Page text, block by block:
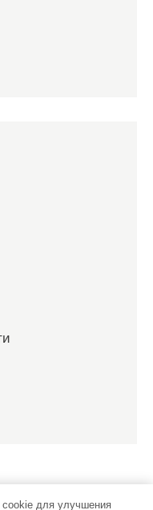
cookie для улучшения